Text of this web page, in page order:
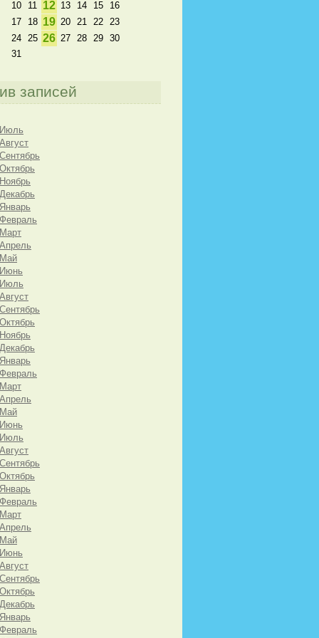
10
11 12 13 14 15
16
17
18 19 20 21 22
23
24
25 26 27 28 29
30
31
записей